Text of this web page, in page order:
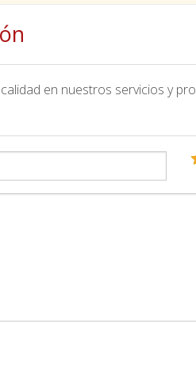
en nuestros servicios y